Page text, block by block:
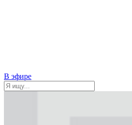
В эфире